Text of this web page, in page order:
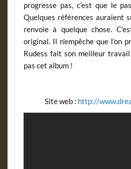
progresse pas, c’est que le
Quelques références auraient
renvoie à quelque chose.
original. Il n’empêche que l’on
Rudess fait son meilleur
pas cet album !
Site web : http://